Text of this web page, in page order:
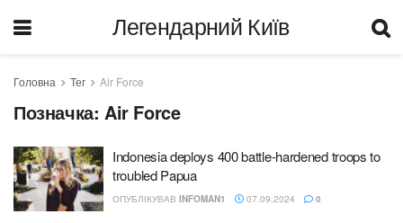
Легендарний Київ
Головна Тег Air Force
Позначка: Air Force
Indonesia deploys 400 battle-hardened troops to
troubled Papua
ОПУБЛІКУВАВ INFOMAN1 07.09.2024 0